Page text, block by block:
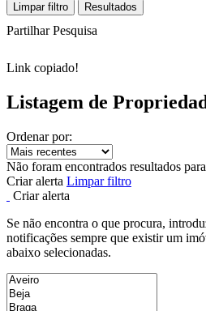
Limpar filtro Resultados
Partilhar Pesquisa
Link copiado!
Listagem de
Ordenar por:
Não foram encontrados resultados
Criar alerta Limpar filtro
Criar alerta
Se não encontra o que procura,
notificações sempre que existir um
abaixo selecionadas.